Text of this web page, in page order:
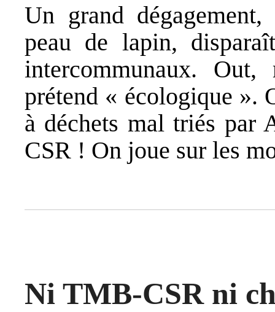
Un grand
peau de lapin,
intercommunaux.
prétend « écologique ».
à déchets mal triés par
CSR ! On joue sur les
Ni TMB-CSR ni